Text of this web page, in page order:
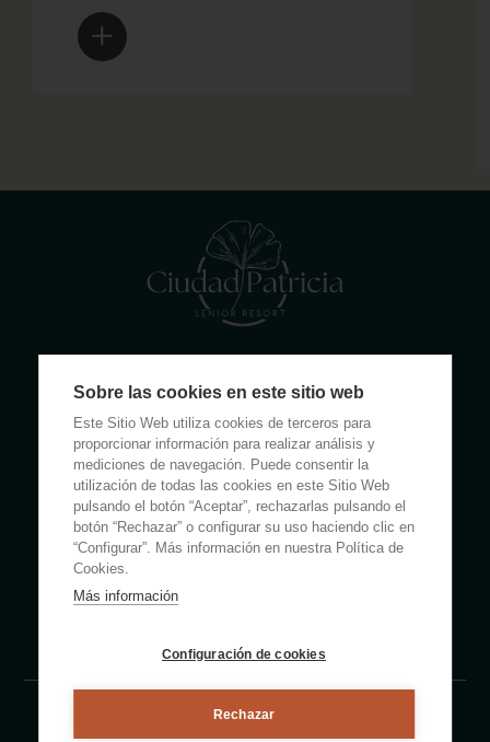
(+34) 965 855 100
apartamentos@ciudadpatricia.com
Política de privacidad
Sobre las cookies en este sitio web
Este Sitio Web utiliza cookies de terceros para
proporcionar información para realizar análisis y
mediciones de navegación. Puede consentir la
utilización de todas las cookies en este Sitio Web
pulsando el botón “Aceptar”, rechazarlas pulsando el
botón “Rechazar” o configurar su uso haciendo clic en
“Configurar”. Más información en nuestra Política de
Cookies.
Más información
Configuración de cookies
Rechazar